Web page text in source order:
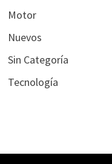
Motor
Nuevos
Sin Categoría
Tecnología